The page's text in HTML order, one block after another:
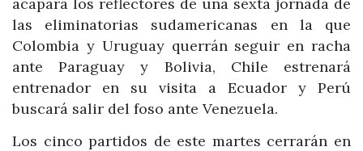
las eliminatorias sudamericanas en la que
Colombia y Uruguay querrán seguir en racha
ante Paraguay y Bolivia, Chile estrenará
entrenador en su visita a Ecuador y Perú
buscará salir del foso ante Venezuela.
Los cinco partidos de este martes cerrarán en